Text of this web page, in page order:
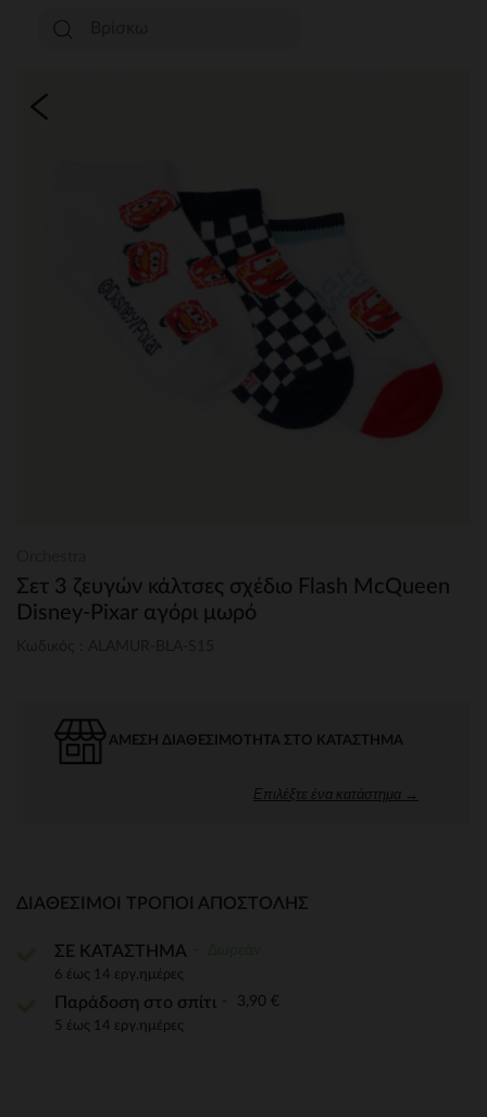
Σετ 3 ζευγών κάλτσες σχέδιο Flash McQueen
Disney-Pixar αγόρι μωρό
ΆΜΕΣΗ ΔΙΑΘΕΣΙΜΌΤΗΤΑ ΣΤΟ ΚΑΤΆΣΤΗΜΑ
Επιλέξτε ένα κατάστημα →
ΔΙΑΘΈΣΙΜΟΙ ΤΡΌΠΟΙ ΑΠΟΣΤΟΛΉΣ
ΣΕ ΚΑΤΑΣΤΗΜΑ
6 έως 14 εργ.ημέρες
Παράδοση στο σπίτι 3,90 €
5 έως 14 εργ.ημέρες